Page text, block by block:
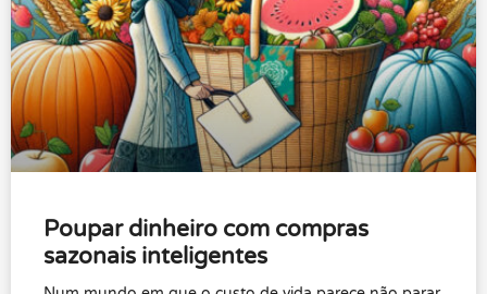
Poupar dinheiro com compras
sazonais inteligentes